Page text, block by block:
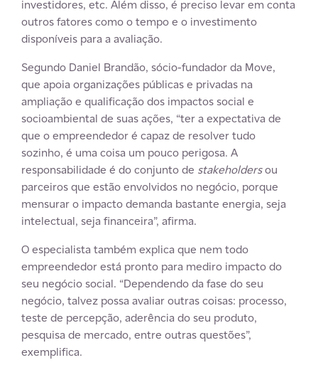
investidores, etc. Além disso, é preciso levar em conta
outros fatores como o tempo e o investimento
disponíveis para a avaliação.
Segundo Daniel Brandão, sócio-fundador da Move,
que apoia organizações públicas e privadas na
ampliação e qualificação dos impactos social e
socioambiental de suas ações, “ter a expectativa de
que o empreendedor é capaz de resolver tudo
sozinho, é uma coisa um pouco perigosa. A
responsabilidade é do conjunto de stakeholdersou
parceiros que estão envolvidos no negócio, porque
mensurar o impacto demanda bastante energia, seja
intelectual, seja financeira”, afirma.
O especialista também explica que nem todo
empreendedor está pronto para mediro impacto do
seu negócio social. “Dependendo da fase do seu
negócio, talvez possa avaliar outras coisas: processo,
teste de percepção, aderência do seu produto,
pesquisa de mercado, entre outras questões”,
exemplifica.